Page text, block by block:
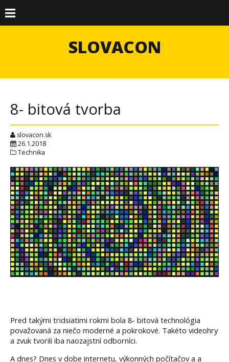
SLOVACON
8- bitová tvorba
slovacon.sk
26.1.2018
Technika
Pred takými tridsiatimi rokmi bola 8- bitová technológia
považovaná za niečo moderné a pokrokové. Takéto videohry
a zvuk tvorili iba naozajstní odborníci.
A dnes? Dnes v dobe internetu, výkonných počítačov a a